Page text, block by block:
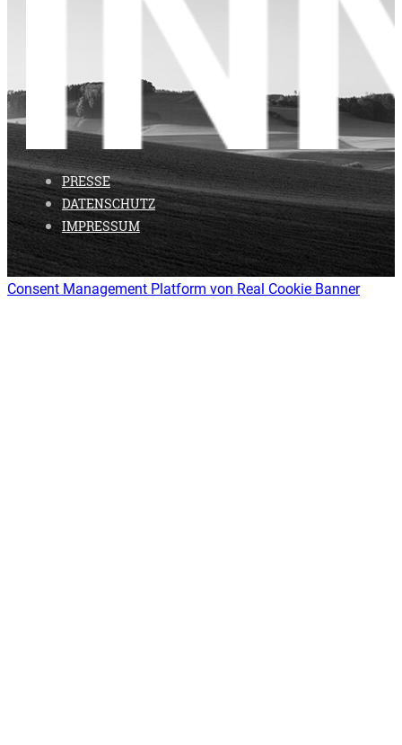
PRESSE
DATENSCHUTZ
IMPRESSUM
Consent Management Platform von Real Cookie Banner